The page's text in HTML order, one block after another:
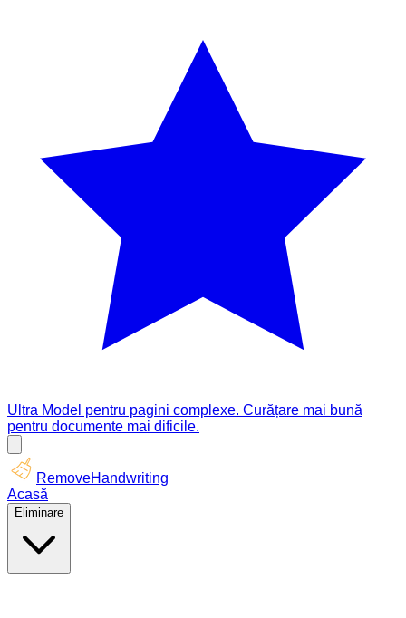
Ultra Model pentru pagini complexe. Curățare mai bună
pentru documente mai dificile.
RemoveHandwriting
Acasă
Eliminare